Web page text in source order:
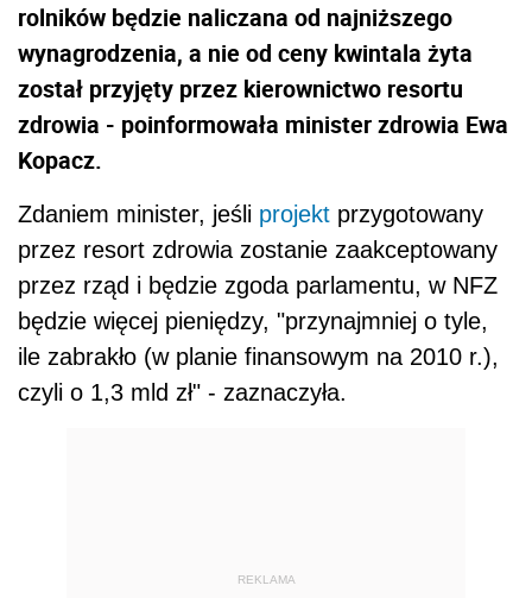
rolników będzie naliczana od najniższego
wynagrodzenia, a nie od ceny kwintala żyta
został przyjęty przez kierownictwo resortu
zdrowia - poinformowała minister zdrowia Ewa
Kopacz.
Zdaniem minister, jeśli projekt przygotowany
przez resort zdrowia zostanie zaakceptowany
przez rząd i będzie zgoda parlamentu, w NFZ
będzie więcej pieniędzy, "przynajmniej o tyle,
ile zabrakło (w planie finansowym na 2010 r.),
czyli o 1,3 mld zł" - zaznaczyła.
REKLAMA